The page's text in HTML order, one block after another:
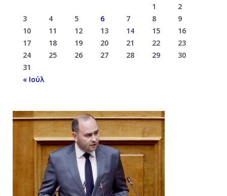
1
2
3
4 5 6 7 8
9
10
11 12 13 14 15
16
17
18 19 20 21 22
23
24
25 26 27 28 29
30
31
« Ιούλ